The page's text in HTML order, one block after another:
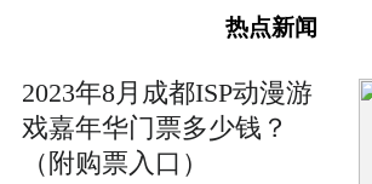
热点新闻
2023年8月成都ISP动漫游
戏嘉年华门票多少钱？
（附购票入口）